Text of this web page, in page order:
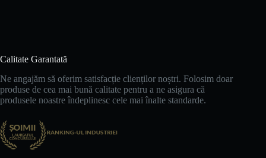
Calitate Garantată
Ne angajăm să oferim satisfacție clienților noștri. Folosim doar
produse de cea mai bună calitate pentru a ne asigura că
produsele noastre îndeplinesc cele mai înalte standarde.